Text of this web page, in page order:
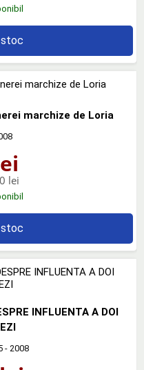
marchize de Loria
lei
INFLUENTA A DOI
- 2008